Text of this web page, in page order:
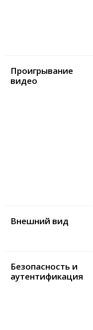
Проигрывание
видео
Внешний вид
Безопасность и
аутентификация